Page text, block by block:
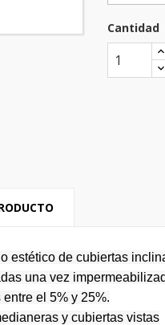
Cantidad
estético de cubiertas
una vez
el 5% y 25%.
y cubiertas vistas